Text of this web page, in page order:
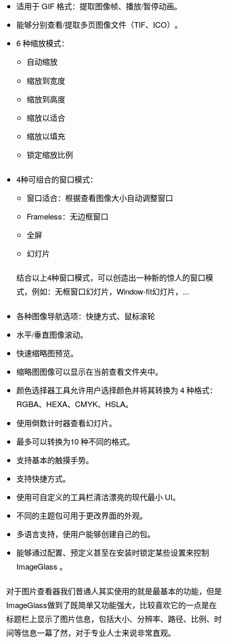
适用于 GIF 格式：提取图像帧、播放/暂停动画。
能够分别查看/提取多页图像文件（TIF、ICO）。
6 种缩放模式：
自动缩放
缩放到宽度
缩放到高度
缩放以适合
缩放以填充
锁定缩放比例
4种可组合的窗口模式：
窗口适合：根据查看图像大小自动调整窗口
Frameless：无边框窗口
全屏
幻灯片
结合以上4种窗口模式，可以创造出一种新的惊人的窗口模
式，例如：无框窗口幻灯片，Window-fit幻灯片，...
各种图像导航选项：快捷方式、鼠标滚轮
水平/垂直图像滚动。
快速缩略图预览。
缩略图图像可以显示在当前查看文件夹中。
颜色选择器工具允许用户选择颜色并将其转换为 4 种格式：
RGBA、HEXA、CMYK、HSLA。
使用倒数计时器查看幻灯片。
最多可以转换为10 种不同的格式。
支持基本的触摸手势。
支持快捷方式。
使用可自定义的工具栏清洁漂亮的现代最小 UI。
不同的主题包可用于更改界面的外观。
多语言支持，使用户能够创建自己的包。
能够通过配置、预定义甚至在安装时锁定某些设置来控制
ImageGlass 。
对于图片查看器我们普通人其实使用的就是最基本的功能，但是
ImageGlass做到了既简单又功能强大，比较喜欢它的一点是在
标题栏上显示了图片信息，包括大小、分辨率、路径、比例、时
间等信息一幕了然，对于专业人士来说非常直观。